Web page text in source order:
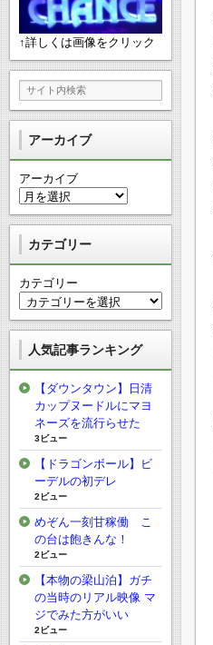
↑詳しくは画像をクリック
アーカイブ
アーカイブ
カテゴリー
カテゴリー
人気記事ランキング
【ダウンタウン】日清
カップヌードルにマヨ
ネーズを流行らせた
3ビュー
【ドラゴンボール】ビ
ーデルの初デレ
2ビュー
めぞん一刻甘稼働 こ
の台は飽きんな！
2ビュー
【本物の梁山泊】ガチ
の当時のリアル映像 マ
ジでみた方がいい
2ビュー